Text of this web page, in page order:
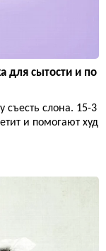
для сытости и по
съесть слона. 15-3
и помогают худ